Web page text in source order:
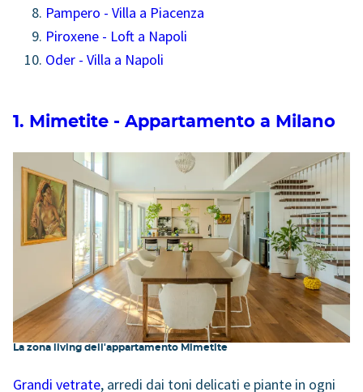
Pampero - Villa a Piacenza
Piroxene - Loft a Napoli
Oder - Villa a Napoli
1. Mimetite - Appartamento a Milano
La zona living dell'appartamento Mimetite
Grandi vetrate, arredi dai toni delicati e piante in ogni